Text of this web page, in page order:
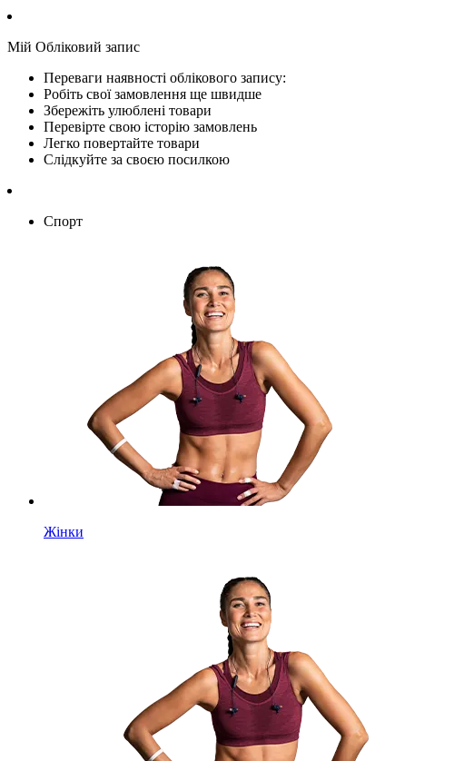
Мій Обліковий запис
Переваги наявності облікового запису:
Робіть свої замовлення ще швидше
Збережіть улюблені товари
Перевірте свою історію замовлень
Легко повертайте товари
Слідкуйте за своєю посилкою
Спорт
Жінки